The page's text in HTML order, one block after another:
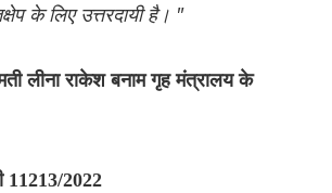
के लिए उत्तरदायी है। "
लीना राकेश बनाम गृह मंत्रालय के
11213/2022